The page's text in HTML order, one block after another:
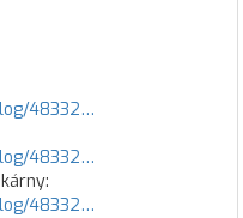
48332…
48332…
48332…